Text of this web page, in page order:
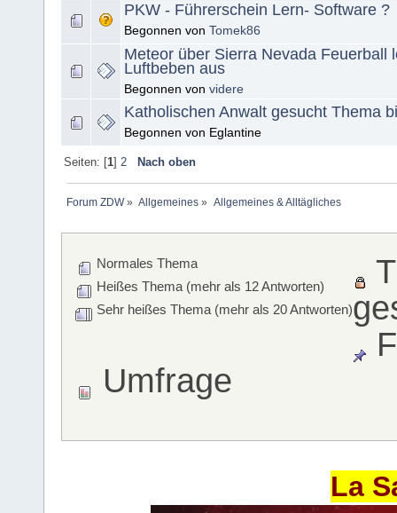
PKW - Führerschein Lern- Software ?
Begonnen von Tomek86
Meteor über Sierra Nevada Feuerball
Luftbeben aus
Begonnen von videre
Katholischen Anwalt gesucht Thema
Begonnen von Eglantine
Seiten: [1] 2 Nach oben
Forum ZDW» Allgemeines » Allgemeines & Alltägliches
Normales Thema
Heißes Thema (mehr als 12 Antworten)
Sehr heißes Thema (mehr als 20 Antworten)
Umfrage
La